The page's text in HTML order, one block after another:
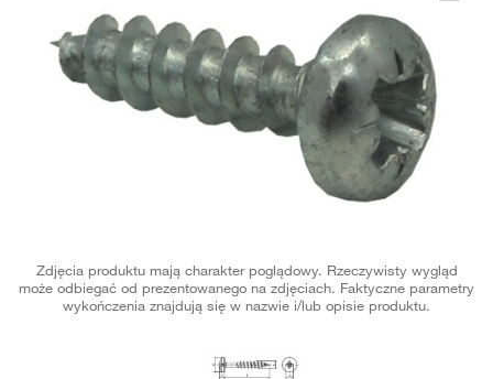
Zdjęcia produktu mają charakter poglądowy. Rzeczywisty wygląd
może odbiegać od prezentowanego na zdjęciach. Faktyczne parametry
wykończenia znajdują się w nazwie i/lub opisie produktu.